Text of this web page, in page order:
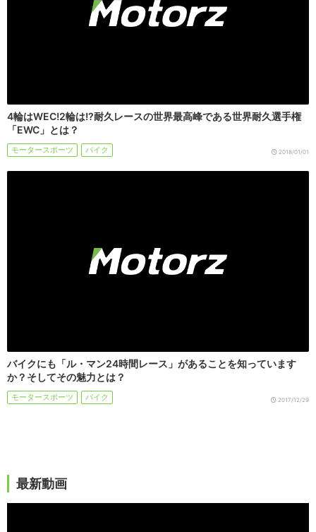
4輪はWEC!2輪は!?耐久レースの世界最高峰である世界耐久選手権
「EWC」とは？
モータースポーツ バイク 2018/01/01
バイクにも「ル・マン24時間レース」があることを知っています
か？そしてその魅力とは？
モータースポーツ バイク 2017/12/29
最新動画